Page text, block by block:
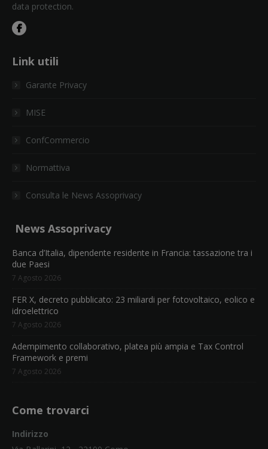
data protection.
Link utili
Garante Privacy
MISE
ConfCommercio
Normattiva
Consulta le News Assoprivacy
News Assoprivacy
Banca d’Italia, dipendente residente in Francia: tassazione tra i
due Paesi
7 Agosto 2026
FER X, decreto pubblicato: 23 miliardi per fotovoltaico, eolico e
idroelettrico
7 Agosto 2026
Adempimento collaborativo, platea più ampia e Tax Control
Framework e premi
7 Agosto 2026
Come trovarci
Indirizzo